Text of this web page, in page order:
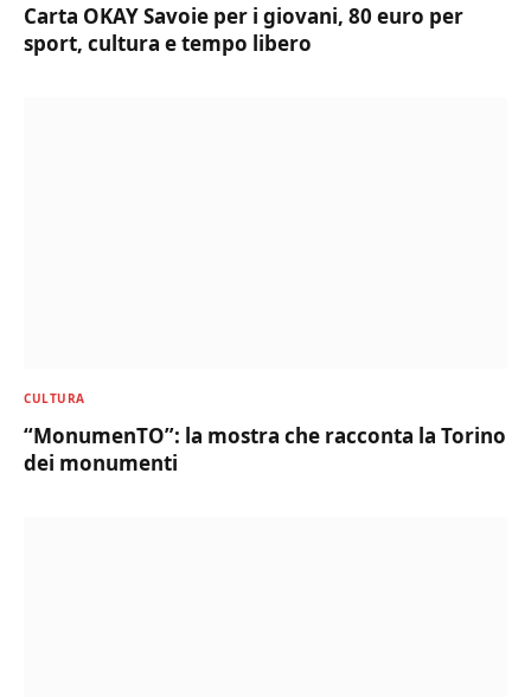
Carta OKAY Savoie per i giovani, 80 euro per
sport, cultura e tempo libero
CULTURA
“MonumenTO”: la mostra che racconta la Torino
dei monumenti